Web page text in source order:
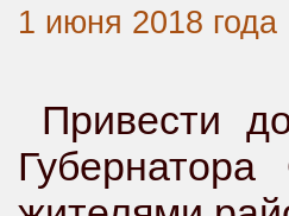
1 июня 2018 года
Привести